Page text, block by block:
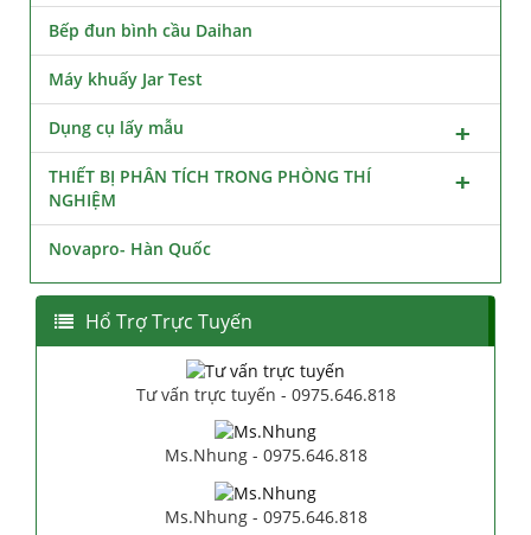
Bếp đun bình cầu Daihan
Máy khuấy Jar Test
Dụng cụ lấy mẫu
THIẾT BỊ PHÂN TÍCH TRONG PHÒNG THÍ
NGHIỆM
Novapro- Hàn Quốc
Hổ Trợ Trực Tuyến
Tư vấn trực tuyến - 0975.646.818
Ms.Nhung - 0975.646.818
Ms.Nhung - 0975.646.818